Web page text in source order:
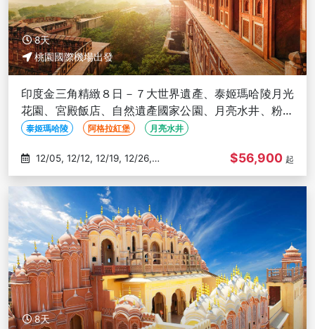
8天
桃園國際機場出發
印度金三角精緻８日－７大世界遺產、泰姬瑪哈陵月光
花園、宮殿飯店、自然遺產國家公園、月亮水井、粉紅
城市琥珀堡、長榮直飛
泰姬瑪哈陵 阿格拉紅堡 月亮水井
01/02
$56,900 起
8天